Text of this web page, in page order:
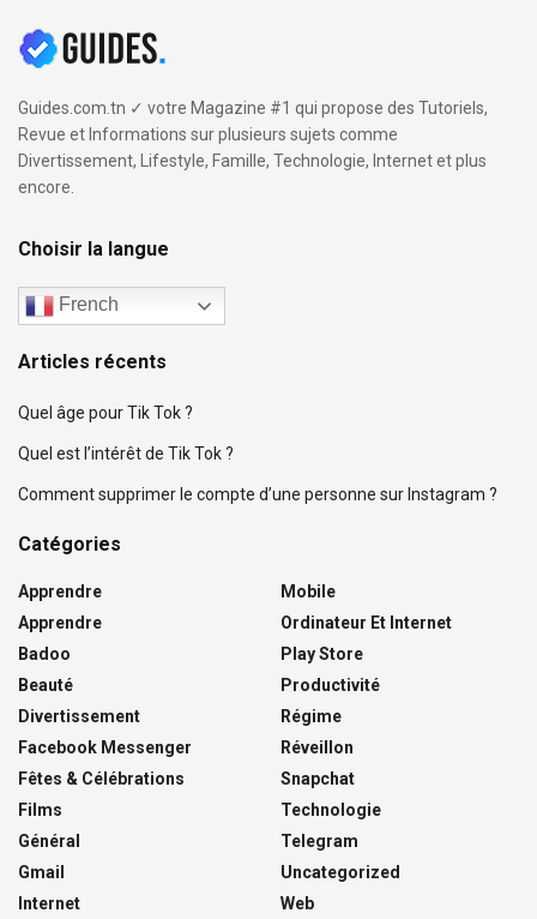
Guides.com.tn ✓ votre Magazine #1 qui propose des Tutoriels,
Revue et Informations sur plusieurs sujets comme
Divertissement, Lifestyle, Famille, Technologie, Internet et plus
encore.
Choisir la langue
French
Articles récents
Quel âge pour Tik Tok ?
Quel est l’intérêt de Tik Tok ?
Comment supprimer le compte d’une personne sur Instagram ?
Catégories
Apprendre
Apprendre
Badoo
Beauté
Divertissement
Facebook Messenger
Fêtes & Célébrations
Films
Général
Gmail
Internet
Mobile
Ordinateur Et Internet
Play Store
Productivité
Régime
Réveillon
Snapchat
Technologie
Telegram
Uncategorized
Web